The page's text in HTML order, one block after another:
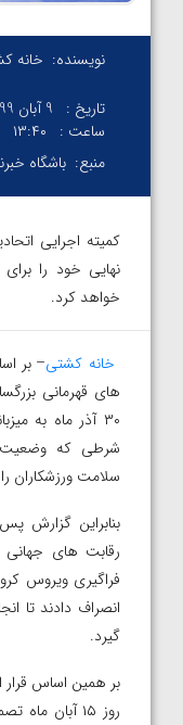
نویسنده: خانه
تاریخ :
9 آبان 1399
ساعت :
۱۳:۴۰
منبع: باشگاه
خواهد کرد.
خانه کشتی– بر
۳۰ آذر ماه به
شرطی که وضعیت
سلامت ورزشکاران
بنابراین گزارش
رقابت های جهانی
فراگیری ویروس
انصراف دادند تا
گیرد.
بر همین اساس
روز ۱۵ آبان